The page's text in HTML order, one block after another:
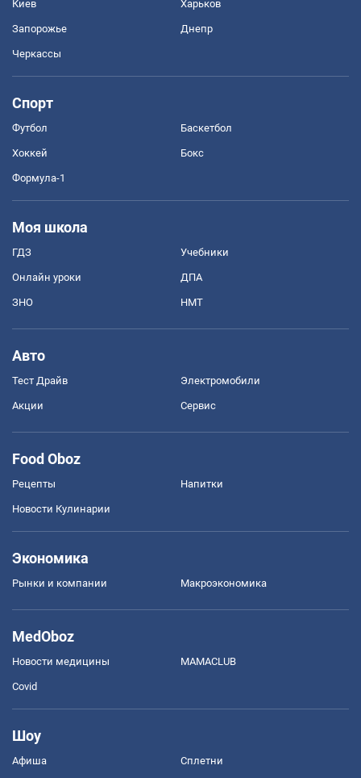
Киев Харьков
Запорожье Днепр
Черкассы
Спорт
Футбол Баскетбол
Хоккей Бокс
Формула-1
Моя школа
ГДЗ Учебники
Онлайн уроки ДПА
ЗНО НМТ
Авто
Тест Драйв Электромобили
Акции Сервис
Food Oboz
Рецепты Напитки
Новости Кулинарии
Экономика
Рынки и компании Mакроэкономика
MedOboz
Новости медицины MAMACLUB
Covid
Шоу
Афиша Сплетни